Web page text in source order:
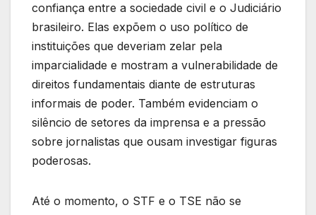
confiança entre a sociedade civil e o Judiciário
brasileiro. Elas expõem o uso político de
instituições que deveriam zelar pela
imparcialidade e mostram a vulnerabilidade de
direitos fundamentais diante de estruturas
informais de poder. Também evidenciam o
silêncio de setores da imprensa e a pressão
sobre jornalistas que ousam investigar figuras
poderosas.
Até o momento, o STF e o TSE não se